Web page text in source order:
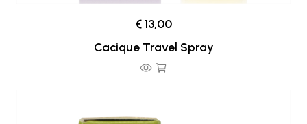
€ 13,00
Cacique Travel Spray